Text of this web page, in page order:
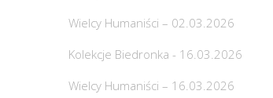
Wielcy Humaniści – 02.03.2026
Kolekcje Biedronka - 16.03.2026
Wielcy Humaniści – 16.03.2026